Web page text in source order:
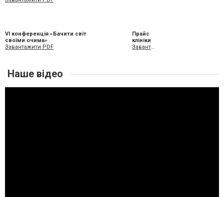
VI конференція «Бачити світ
своїми очима»
Завантажити PDF
Прайс
клініки
Завантажити XLS
Наше відео